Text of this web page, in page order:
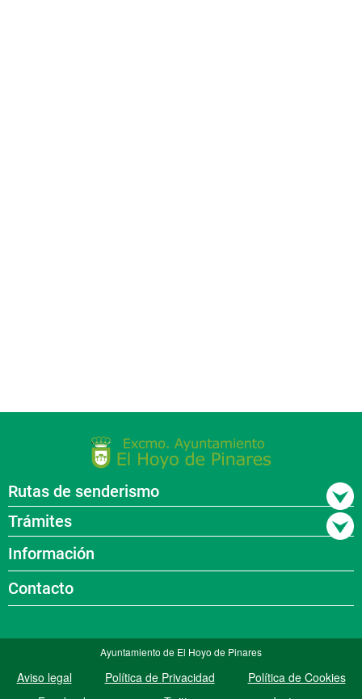
Rutas de senderismo
Trámites
Información
Contacto
Ayuntamiento de El Hoyo de Pinares
Aviso legal Política de Privacidad
Política de Cookies